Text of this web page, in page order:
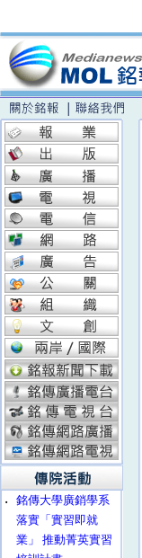
‧
銘傳大學廣銷學系
落實「實習即就
業」 推動菁英實習